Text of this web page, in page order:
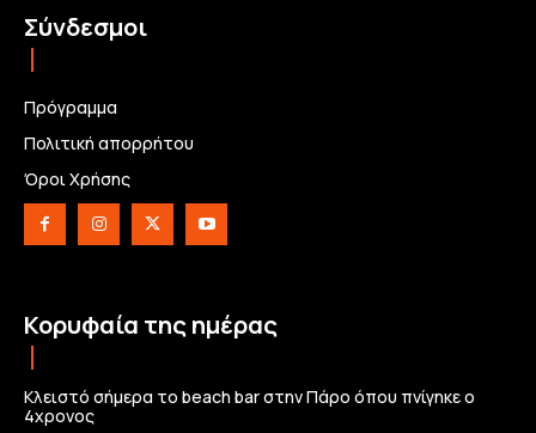
Σύνδεσμοι
Πρόγραμμα
Πολιτική απορρήτου
Όροι Χρήσης
Κορυφαία της ημέρας
Κλειστό σήμερα το beach bar στην Πάρο όπου πνίγηκε ο
4χρονος